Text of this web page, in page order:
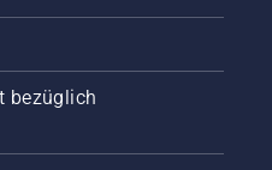
bezüglich